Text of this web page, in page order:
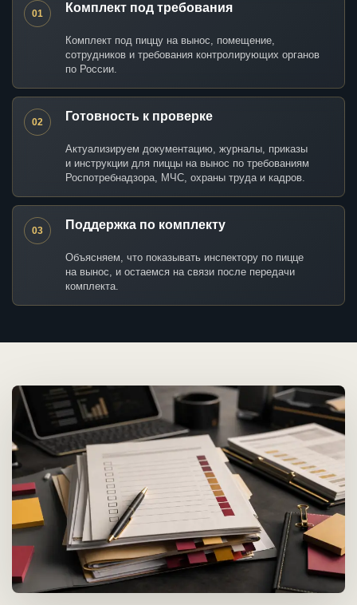
01 Комплект под требования
Комплект под пиццу на вынос, помещение,
сотрудников и требования контролирующих органов
по России.
02 Готовность к проверке
Актуализируем документацию, журналы, приказы
и инструкции для пиццы на вынос по требованиям
Роспотребнадзора, МЧС, охраны труда и кадров.
03 Поддержка по комплекту
Объясняем, что показывать инспектору по пицце
на вынос, и остаемся на связи после передачи
комплекта.